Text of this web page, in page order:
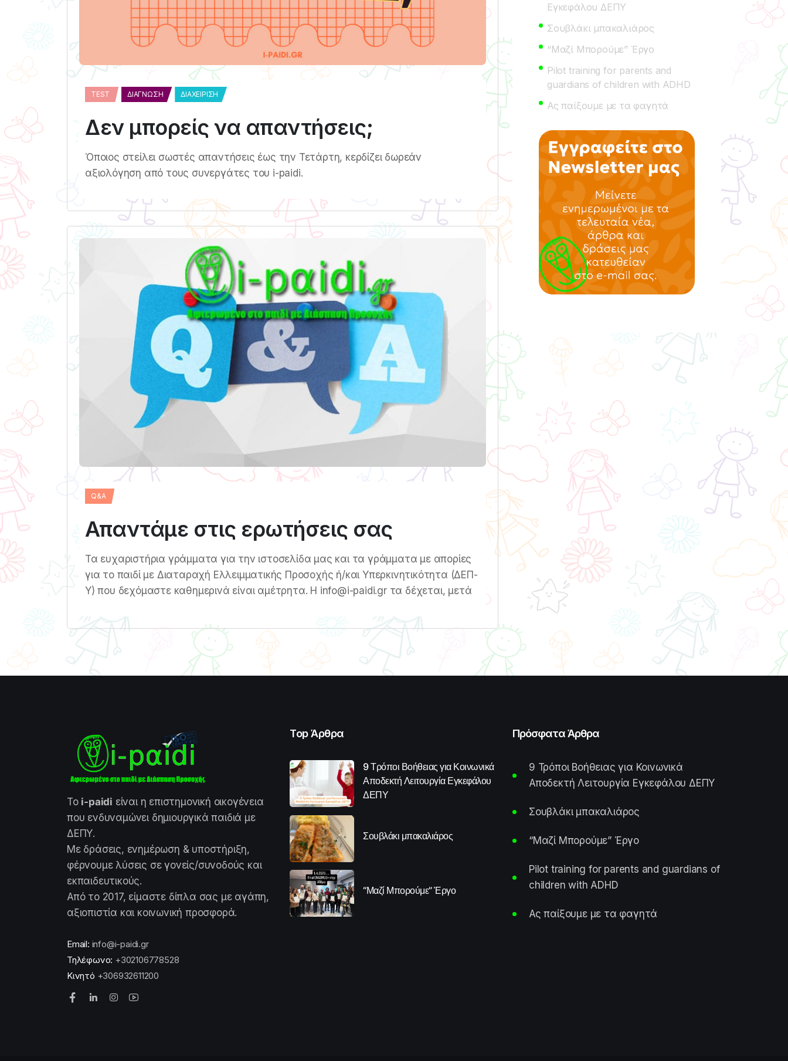
TEST ΔΙΆΓΝΩΣΗ ΔΙΑΧΕΊΡΙΣΗ
Δεν μπορείς να απαντήσεις;
Όποιος στείλει σωστές απαντήσεις έως την Τετάρτη, κερδίζει δωρεάν
αξιολόγηση από τους συνεργάτες του i-paidi.
Q&A
Απαντάμε στις ερωτήσεις σας
Τα ευχαριστήρια γράμματα για την ιστοσελίδα μας και τα γράμματα με απορίες
για το παιδί με Διαταραχή Ελλειμματικής Προσοχής ή/και Υπερκινητικότητα (ΔΕΠ-
Υ) που δεχόμαστε καθημερινά είναι αμέτρητα. Η info@i-paidi.gr τα δέχεται, μετά
Εγκεφάλου ΔΕΠΥ
Σουβλάκι μπακαλιάρος
“Μαζί Μπορούμε” Έργο
Pilot training for parents and
guardians of children with ADHD
Ας παίξουμε με τα φαγητά
Το i-paidi είναι η επιστημονική οικογένεια
που ενδυναμώνει δημιουργικά παιδιά με
ΔΕΠΥ.
Με δράσεις, ενημέρωση & υποστήριξη,
φέρνουμε λύσεις σε γονείς/συνοδούς και
εκπαιδευτικούς.
Από το 2017, είμαστε δίπλα σας με αγάπη,
αξιοπιστία και κοινωνική προσφορά.
Email: info@i-paidi.gr
Τηλέφωνο: +302106778528
Κινητό +306932611200
Top Άρθρα
9 Τρόποι Βοήθειας για Κοινωνικά
Αποδεκτή Λειτουργία Εγκεφάλου
ΔΕΠΥ
Σουβλάκι μπακαλιάρος
“Μαζί Μπορούμε” Έργο
Πρόσφατα Άρθρα
9 Τρόποι Βοήθειας για Κοινωνικά
Αποδεκτή Λειτουργία Εγκεφάλου ΔΕΠΥ
Σουβλάκι μπακαλιάρος
“Μαζί Μπορούμε” Έργο
Pilot training for parents and guardians of
children with ADHD
Ας παίξουμε με τα φαγητά